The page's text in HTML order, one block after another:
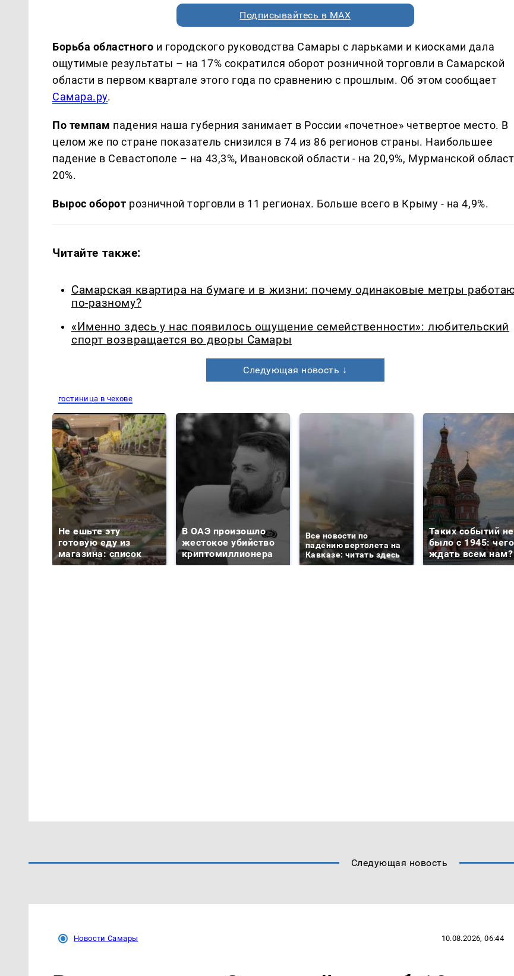
Подписывайтесь в MAX
Борьба областного и городского руководства Самары с ларьками и киосками дала
ощутимые результаты – на 17% сократился оборот розничной торговли в Самарской
области в первом квартале этого года по сравнению с прошлым. Об этом сообщает
Самара.ру.
По темпам падения наша губерния занимает в России «почетное» четвертое место. В
целом же по стране показатель снизился в 74 из 86 регионов страны. Наибольшее
падение в Севастополе – на 43,3%, Ивановской области - на 20,9%, Мурманской
20%.
Вырос оборот розничной торговли в 11 регионах. Больше всего в Крыму - на 4,9%.
Читайте также:
Самарская квартира на бумаге и в жизни: почему одинаковые метры
по-разному?
«Именно здесь у нас появилось ощущение семейственности»: любительский
спорт возвращается во дворы Самары
Следующая новость ↓
гостиница в чехове
Не ешьте эту
готовую еду из
магазина: список
В ОАЭ произошло
жестокое убийство
криптомиллионера
Все новости по
падению вертолета на
Кавказе: читать здесь
Таких событий не
было с 1945: чего
ждать всем нам?
Следующая новость
Новости Самары 10.08.2026, 06:44